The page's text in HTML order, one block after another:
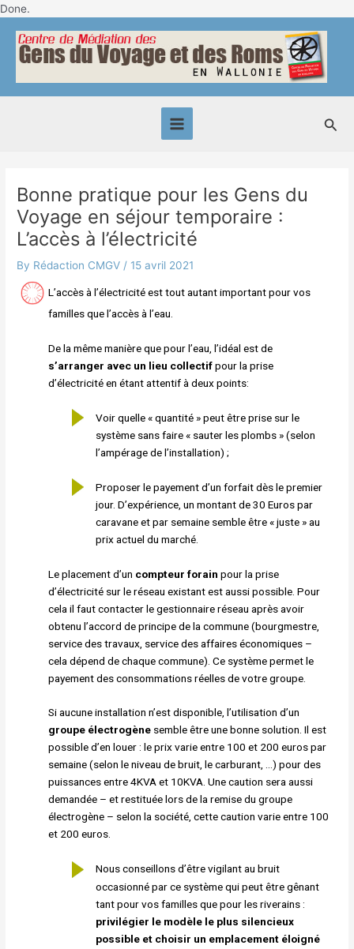
Done.
content
Main
Menu
Bonne pratique pour les Gens du
Voyage en séjour temporaire :
L’accès à l’électricité
By Rédaction CMGV / 15 avril 2021
L’accès à l’électricité est tout autant important pour vos
familles que l’accès à l’eau.
De la même manière que pour l’eau, l’idéal est de
s’arranger avec un lieu collectifpour la prise
d’électricité en étant attentif à deux points:
Voir quelle « quantité » peut être prise sur le
système sans faire « sauter les plombs » (selon
l’ampérage de l’installation) ;
Proposer le payement d’un forfait dès le premier
jour. D’expérience, un montant de 30 Euros par
caravane et par semaine semble être « juste » au
prix actuel du marché.
Le placement d’un compteur forain pour la prise
d’électricité sur le réseau existant est aussi possible. Pour
cela il faut contacter le gestionnaire réseau après avoir
obtenu l’accord de principe de la commune (bourgmestre,
service des travaux, service des affaires économiques –
cela dépend de chaque commune). Ce système permet le
payement des consommations réelles de votre groupe.
Si aucune installation n’est disponible, l’utilisation d’un
groupe électrogène semble être une bonne solution. Il est
possible d’en louer : le prix varie entre 100 et 200 euros par
semaine (selon le niveau de bruit, le carburant, …) pour des
puissances entre 4KVA et 10KVA. Une caution sera aussi
demandée – et restituée lors de la remise du groupe
électrogène – selon la société, cette caution varie entre 100
et 200 euros.
Nous conseillons d’être vigilant au bruit
occasionné par ce système qui peut être gênant
tant pour vos familles que pour les riverains :
privilégier le modèle le plus silencieux
possible et choisir un emplacement éloigné
navigation